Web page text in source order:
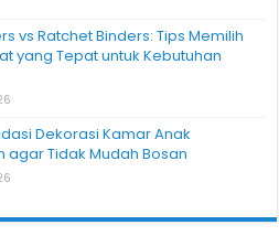
vs Ratchet Binders: Tips Memilih
yang Tepat untuk Kebutuhan
Dekorasi Kamar Anak
agar Tidak Mudah Bosan